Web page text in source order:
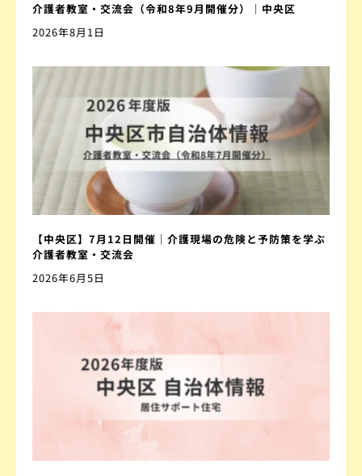
介護者教室・交流会（令和8年9月開催分）｜中央区
2026年8月1日
【中央区】7月12日開催｜介護現場の危険と予防策を学ぶ
介護者教室・交流会
2026年6月5日